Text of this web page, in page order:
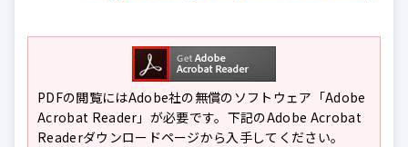
PDFの閲覧にはAdobe社の無償のソフトウェア「Adobe
Acrobat Reader」が必要です。下記のAdobe Acrobat
Readerダウンロードページから入手してください。